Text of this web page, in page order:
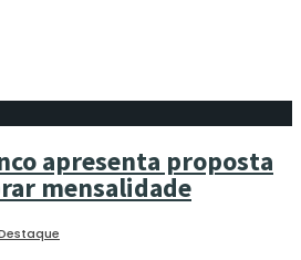
apresenta proposta
mensalidade